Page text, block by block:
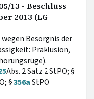
13 - Beschluss
2013 (LG
Besorgnis der
Präklusion,
Abs. 2 Satz 2 StPO; §
§356aStPO